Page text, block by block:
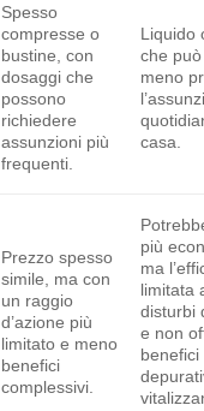
Spesso
compresse o
bustine, con
dosaggi che
possono
richiedere
assunzioni più
frequenti.
Liquido
che
meno
casa.
Prezzo spesso
simile, ma con
un raggio
d’azione più
limitato e meno
benefici
complessivi.
più
ma
limitata
disturbi
e non
benefici